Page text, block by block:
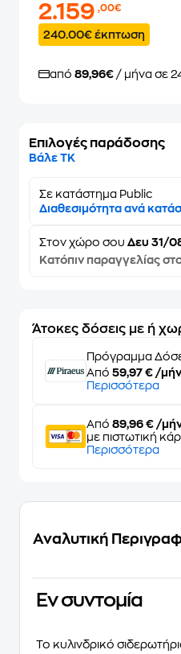
2.159,00€
240.00€ έκπτωση
από 89,96€ / μήνα σε
Επιλογές παράδοσης
Βάλε ΤΚ
Σε κατάστημα Public
Διαθεσιμότητα ανά
Στον χώρο σου Δευ 31/
Κατόπιν παραγγελίας
Άτοκες δόσεις με ή
Πρόγραμμα
Από 59,97 € /
Περισσότερα
Από 89,96 € /
με πιστωτική
Περισσότερα
Αναλυτική
Eν συντομία
To κυλινδρικό